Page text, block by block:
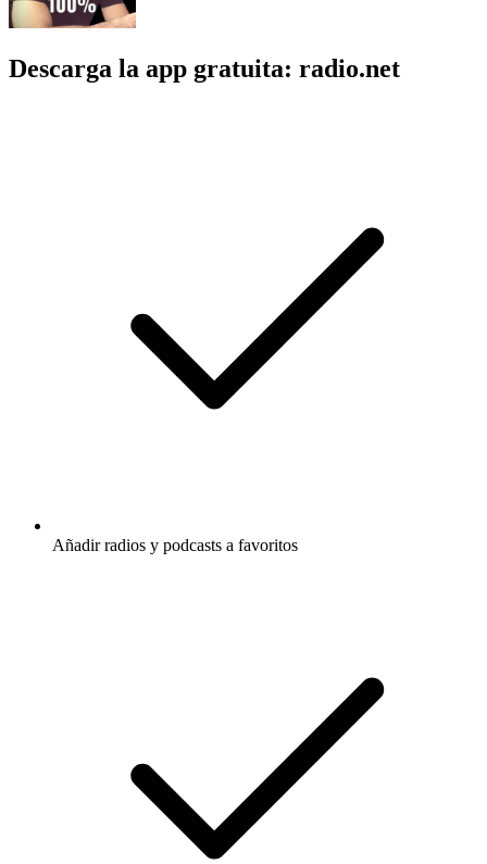
Descarga la app gratuita: radio.net
Añadir radios y podcasts a favoritos